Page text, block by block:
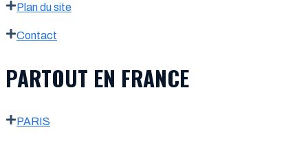
Plan du site
Contact
PARTOUT EN FRANCE
PARIS